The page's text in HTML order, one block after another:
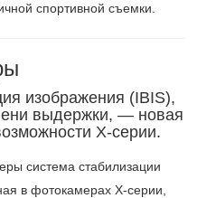
спортивной съемки.
изображения (IBIS),
выдержки, — новая
X-серии.
система стабилизации
в фотокамерах X-серии,